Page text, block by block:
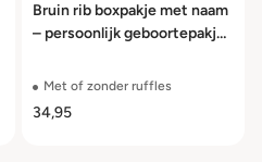
Bruin rib boxpakje met naam
– persoonlijk geboortepakje
Met of zonder ruffles
34,95